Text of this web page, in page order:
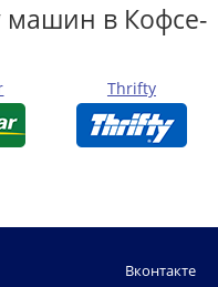
машин в Кофсе-
Thrifty
Вконтакте